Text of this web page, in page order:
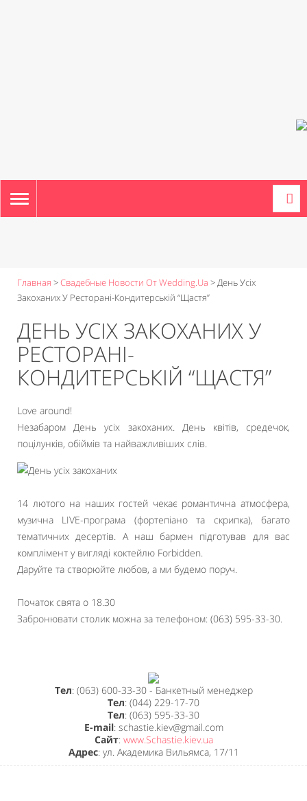
TOGGLE
NAVIGATION
Главная >Свадебные Новости От Wedding.ua >День Усіх
Закоханих У Ресторані-Кондитерській “Щастя”
ДЕНЬ УСІХ ЗАКОХАНИХ У
РЕСТОРАНІ-
КОНДИТЕРСЬКІЙ “ЩАСТЯ”
Love around!
Незабаром День усіх закоханих. День квітів, средечок,
поцілунків, обіймів та найважливіших слів.
14 лютого на наших гостей чекає романтична атмосфера,
музична LIVE-програма (фортепіано та скрипка), багато
тематичних десертів. А наш бармен підготував для вас
комплімент у вигляді коктейлю Forbidden.
Даруйте та створюйте любов, а ми будемо поруч.
Початок свята о 18.30
Забронювати столик можна за телефоном: (063) 595-33-30.
Тел: (063) 600-33-30 - Банкетный менеджер
Тел: (044) 229-17-70
Тел: (063) 595-33-30
E-mail: schastie.kiev@gmail.com
Сайт: www.Schastie.kiev.ua
Адрес: ул. Академика Вильямса, 17/11